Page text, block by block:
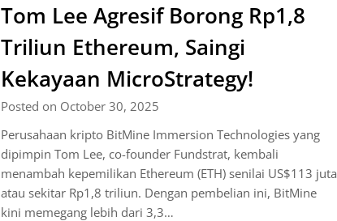
Tom Lee Agresif Borong Rp1,8
Triliun Ethereum, Saingi
Kekayaan MicroStrategy!
Posted on October 30, 2025
Perusahaan kripto BitMine Immersion Technologies yang
dipimpin Tom Lee, co-founder Fundstrat, kembali
menambah kepemilikan Ethereum (ETH) senilai US$113 juta
atau sekitar Rp1,8 triliun. Dengan pembelian ini, BitMine
kini memegang lebih dari 3,3…